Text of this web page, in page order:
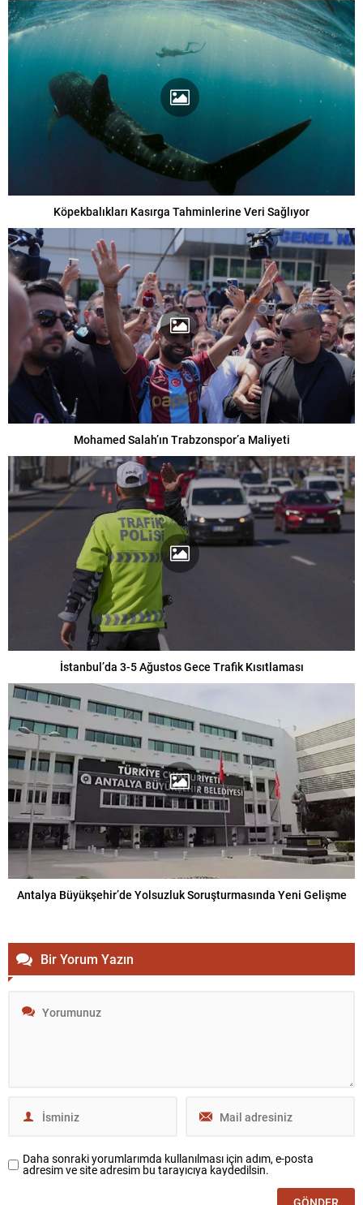
Köpekbalıkları Kasırga Tahminlerine Veri Sağlıyor
Mohamed Salah’ın Trabzonspor’a Maliyeti
İstanbul’da 3-5 Ağustos Gece Trafik Kısıtlaması
Antalya Büyükşehir’de Yolsuzluk Soruşturmasında Yeni Gelişme
Bir Yorum Yazın
Daha sonraki yorumlarımda kullanılması için adım, e-posta
adresim ve site adresim bu tarayıcıya kaydedilsin.